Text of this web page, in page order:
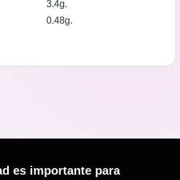
3.4g.
0.48g.
es importante para